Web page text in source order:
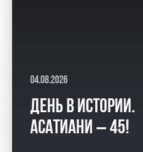
04.08.2026
ДЕНЬ В ИСТОРИИ.
АСАТИАНИ – 45!